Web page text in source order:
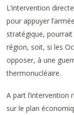
L’intervention
pour appuyer
stratégique,
région, soit, si les
opposer, à une
thermonucléaire.
A part l’intervention
sur le plan